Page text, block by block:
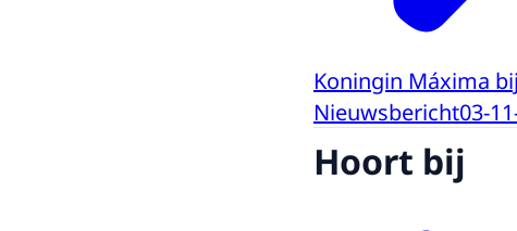
Koningin Máxima
Nieuwsbericht03-
Hoort bij